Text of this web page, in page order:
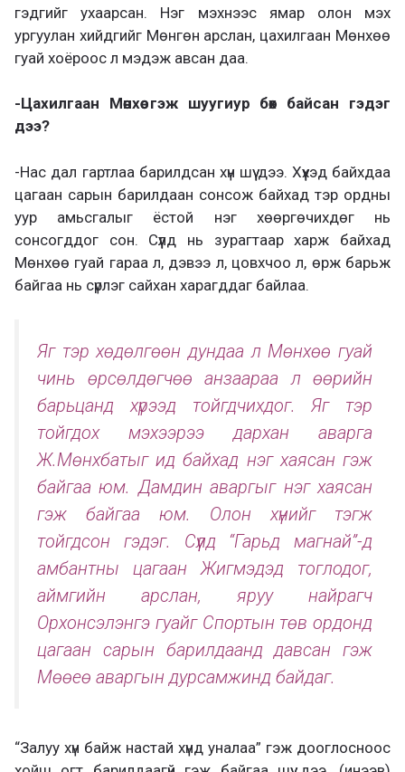
гэдгийг ухаарсан. Нэг мэхнээс ямар олон мэх
ургуулан хийдгийг Мөнгөн арслан, цахилгаан Мөнхөө
гуай хоёроос л мэдэж авсан даа.
-Цахилгаан Мөнхөө гэж шуугиур бөх байсан гэдэг
дээ?
-Нас дал гартлаа барилдсан хүн шүү дээ. Хүүхэд байхдаа
цагаан сарын барилдаан сонсож байхад тэр ордны
уур амьсгалыг ёстой нэг хөөргөчихдөг нь
сонсогддог сон. Сүүлд нь зурагтаар харж байхад
Мөнхөө гуай гараа л, дэвээ л, цовхчоо л, өрж барьж
байгаа нь сүрлэг сайхан харагддаг байлаа.
Яг тэр хөдөлгөөн дундаа л Мөнхөө гуай
чинь өрсөлдөгчөө анзаараа л өөрийн
барьцанд хүрээд тойгдчихдог. Яг тэр
тойгдох мэхээрээ дархан аварга
Ж.Мөнхбатыг ид байхад нэг хаясан гэж
байгаа юм. Дамдин аваргыг нэг хаясан
гэж байгаа юм. Олон хүнийг тэгж
тойгдсон гэдэг. Сүүлд “Гарьд магнай”-д
амбантны цагаан Жигмэдэд тоглодог,
аймгийн арслан, яруу найрагч
Орхонсэлэнгэ гуайг Спортын төв ордонд
цагаан сарын барилдаанд давсан гэж
Мөөеө аваргын дурсамжинд байдаг.
“Залуу хүн байж настай хүнд уналаа” гэж дооглосноос